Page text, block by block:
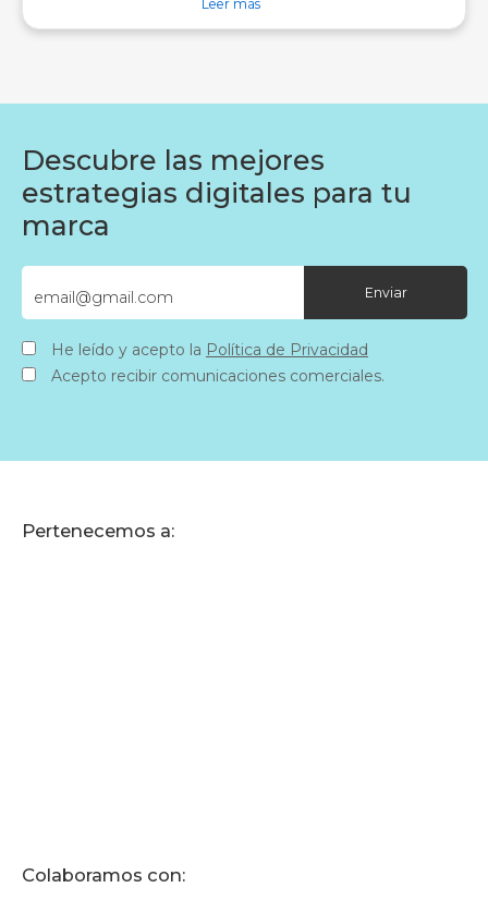
Leer más
Descubre las mejores
estrategias digitales para tu
marca
He leído y acepto la Política de Privacidad
Acepto recibir comunicaciones comerciales.
Pertenecemos a:
Colaboramos con: